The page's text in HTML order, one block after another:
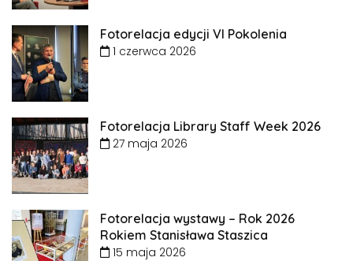
Fotorelacja edycji VI Pokolenia
1 czerwca 2026
Fotorelacja Library Staff Week 2026
27 maja 2026
Fotorelacja wystawy – Rok 2026
Rokiem Stanisława Staszica
15 maja 2026